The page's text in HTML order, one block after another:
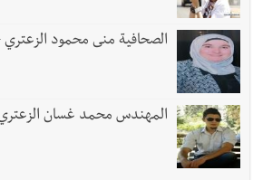
الصحافية منى محمود الزعتري
المهندس محمد غسان